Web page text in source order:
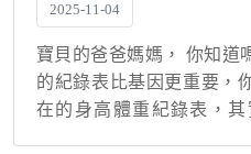
2025-11-04
寶貝的爸爸媽媽， 你知道
的紀錄表比基因更重要，
在的身高體重紀錄表，